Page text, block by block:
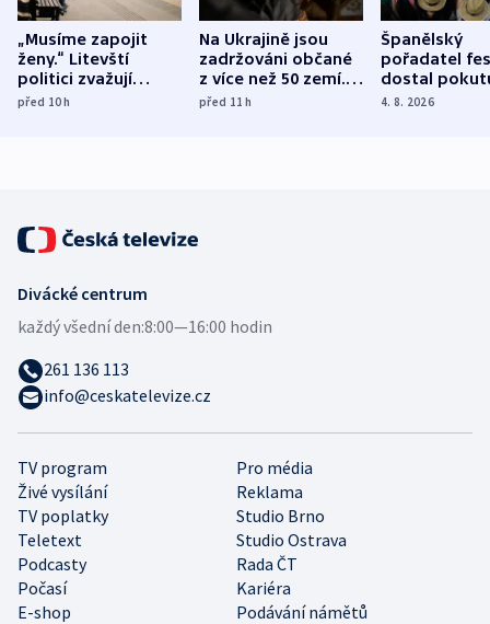
„Musíme zapojit
ženy.“ Litevští
politici zvažují
dohodu o
před 10h
Na Ukrajině jsou
zadržováni občané
z více než 50 zemí.
Bojovali na straně
před 11h
Španělský
pořadatel
dostal
nekalé
4. 8. 2026
TV program
Pro média
Živé vysílání
Reklama
TV poplatky
Studio Brno
Teletext
Studio Ostrava
Podcasty
Rada ČT
Počasí
Kariéra
E-shop
Podávání námětů
Divácké centrum
každý všední den:8:00—16:00 hodin
261 136 113
info@ceskatelevize.cz